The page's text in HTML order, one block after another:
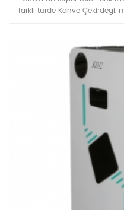
farklı türde Kahve Çekirdeği,